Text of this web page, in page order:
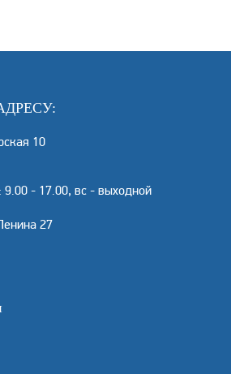
10
9.00 - 17.00, вс - выходной
27